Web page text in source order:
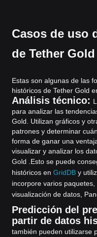
Casos de uso
de Tether Gold
Estas son algunas de las
históricos de Tether Gold
Análisis técnico:
para analizar las
Gold. Utilizan gráficos y
patrones y determinar
forma de ganar una
visualizar y analizar los
Gold . Esto se puede
históricos en GridDB y
incorpore varios paquetes,
visualización de datos,
Predicción del
partir de datos
también pueden utilizarse